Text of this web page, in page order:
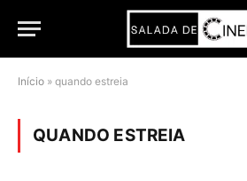
Início » quando estreia
QUANDO ESTREIA